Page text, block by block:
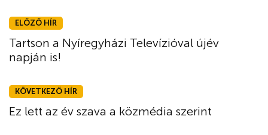
ELŐZŐ HÍR
Tartson a Nyíregyházi Televízióval újév
napján is!
KÖVETKEZŐ HÍR
Ez lett az év szava a közmédia szerint